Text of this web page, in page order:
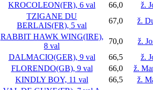
KROCOLEON(FR), 6 val 66,0
ž.
TZIGANE DU
BERLAIS(FR), 5 val
67,0 ž.
RABBIT HAWK WING(IRE),
8 val
70,0
ž.
DALMACIO(GER), 9 val 66,5
ž.
FLORENDO(GB), 9 val 66,0
ž.
KINDLY BOY, 11 val 66,5
ž.